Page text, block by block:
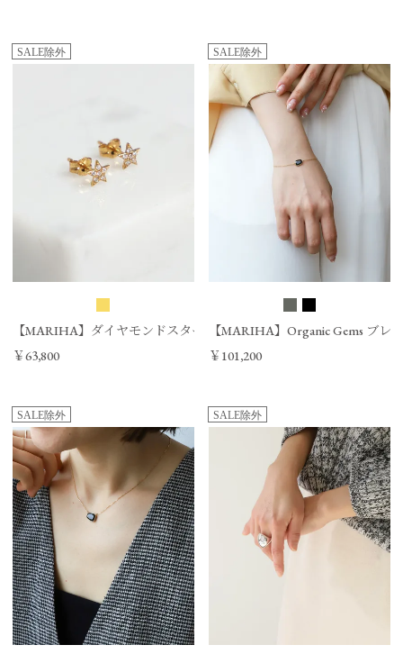
SALE除外
【MARIHA】ダイヤモンドスターピアス/0324310063
￥63,800
SALE除外
【MARIHA】Organic Gems ブレ
￥101,200
SALE除外 SALE除外